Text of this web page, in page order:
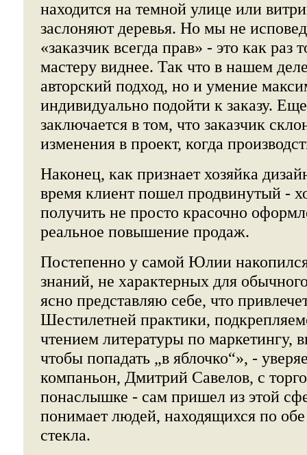
находится на темной улице или
заслоняют деревья. Но мы не
«заказчик всегда прав» - это как раз
мастеру виднее. Так что в нашем
авторский подход, но и умение
индивидуально подойти к заказу.
заключается в том, что заказчик
изменения в проект, когда
Наконец, как признает хозяйка
время клиент пошел продвинутый -
получить не просто красочно
реальное повышение продаж.
Постепенно у самой Юлии
знаний, не характерных для
ясно представляю себе, что
Шестилетней практики,
чтением литературы по маркетингу,
чтобы попадать „в яблочко“», -
компаньон, Дмитрий Савелов, с
понаслышке - сам пришел из этой
понимает людей, находящихся по
стекла.